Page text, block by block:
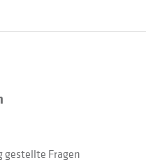
gestellte Fragen